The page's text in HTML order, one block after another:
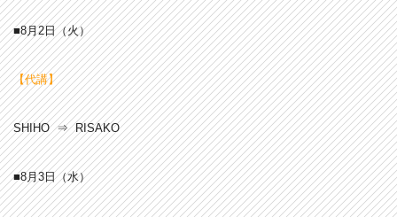
■8月2日（火）
【代講】
SHIHO ⇒ RISAKO
■8月3日（水）